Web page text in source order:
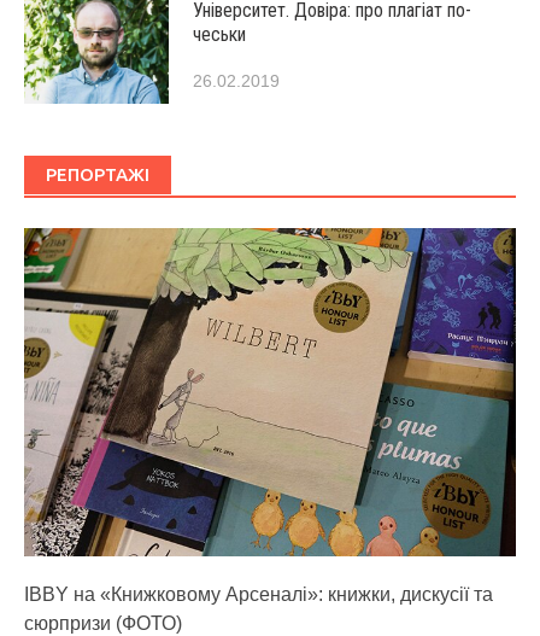
Університет. Довіра: про плагіат по-
чеськи
26.02.2019
РЕПОРТАЖІ
IBBY на «Книжковому Арсеналі»: книжки, дискусії та
сюрпризи (ФОТО)